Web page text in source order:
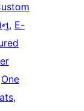
, E-
One